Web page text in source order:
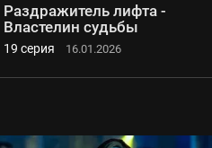
Раздражитель лифта -
Властелин судьбы
19 серия 16.01.2026